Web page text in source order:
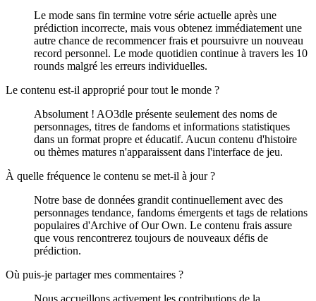
Le mode sans fin termine votre série actuelle après une
prédiction incorrecte, mais vous obtenez immédiatement une
autre chance de recommencer frais et poursuivre un nouveau
record personnel. Le mode quotidien continue à travers les 10
rounds malgré les erreurs individuelles.
Le contenu est-il approprié pour tout le monde ?
Absolument ! AO3dle présente seulement des noms de
personnages, titres de fandoms et informations statistiques
dans un format propre et éducatif. Aucun contenu d'histoire
ou thèmes matures n'apparaissent dans l'interface de jeu.
À quelle fréquence le contenu se met-il à jour ?
Notre base de données grandit continuellement avec des
personnages tendance, fandoms émergents et tags de relations
populaires d'Archive of Our Own. Le contenu frais assure
que vous rencontrerez toujours de nouveaux défis de
prédiction.
Où puis-je partager mes commentaires ?
Nous accueillons activement les contributions de la